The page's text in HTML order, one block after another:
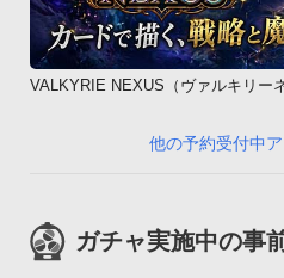
VALKYRIE NEXUS（ヴァルキリー
他の予約受付中
ガチャ実施中の事